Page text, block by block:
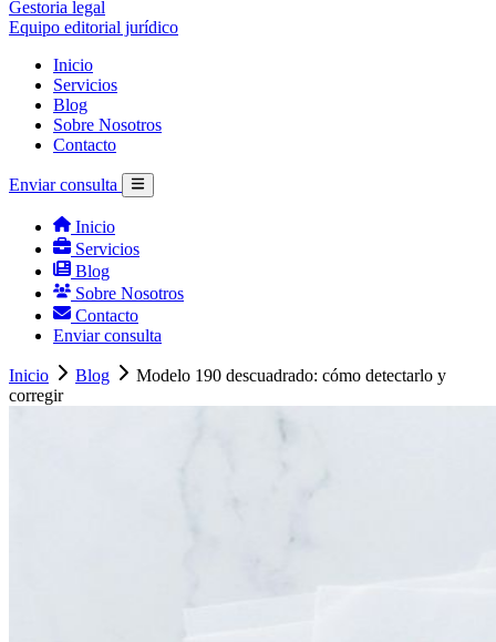
Gestoria legal
Equipo editorial jurídico
Inicio
Servicios
Blog
Sobre Nosotros
Contacto
Enviar consulta
Inicio
Servicios
Blog
Sobre Nosotros
Contacto
Enviar consulta
Inicio Blog
Modelo 190 descuadrado: cómo detectarlo y
corregir